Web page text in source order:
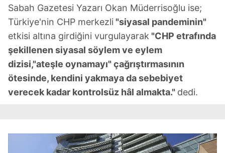
Sabah Gazetesi Yazarı Okan Müderrisoğlu ise;
Türkiye'nin CHP merkezli "siyasal pandeminin"
etkisi altına girdiğini vurgulayarak "CHP etrafında
şekillenen siyasal söylem ve eylem
dizisi,"ateşle oynamayı" çağrıştırmasının
ötesinde, kendini yakmaya da sebebiyet
verecek kadar kontrolsüz hâl almakta." dedi.